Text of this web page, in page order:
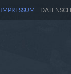
IMPRESSUM